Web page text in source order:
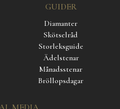
GUIDER
Diamanter
Skötselråd
Storleksguide
Ädelstenar
Månadsstenar
Bröllopsdagar